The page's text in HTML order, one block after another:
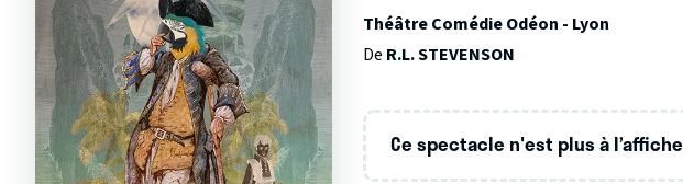
Théâtre Comédie Odéon - Lyon
De R.L. STEVENSON
Ce spectacle n'est plus à l’affiche